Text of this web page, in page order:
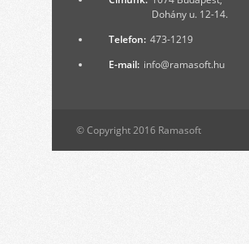
Dohány u. 12-14.
Telefon: 473-1219
E-mail: info@ramasoft.hu
© Copyright 2016 Ramasoft